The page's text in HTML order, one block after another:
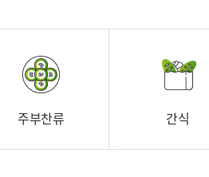
주부찬류 간식